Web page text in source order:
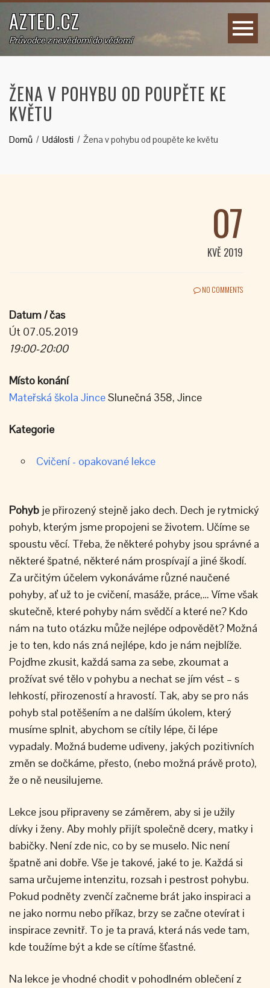
AZTED.CZ
Průvodce z nevědomí do vědomí
ŽENA V POHYBU OD POUPĚTE KE
KVĚTU
Domů Události Žena v pohybu od poupěte ke květu
07
KVĚ 2019
NO COMMENTS
Datum / čas
Út 07.05.2019
19:00-20:00
Místo konání
Mateřská škola JinceSlunečná 358, Jince
Kategorie
Cvičení - opakované lekce
Pohyb je přirozený stejně jako dech. Dech je rytmický
pohyb, kterým jsme propojeni se životem. Učíme se
spoustu věcí. Třeba, že některé pohyby jsou správné a
některé špatné, některé nám prospívají a jiné škodí.
Za určitým účelem vykonáváme různé naučené
pohyby, ať už to je cvičení, masáže, práce,… Víme však
skutečně, které pohyby nám svědčí a které ne? Kdo
nám na tuto otázku může nejlépe odpovědět? Možná
je to ten, kdo nás zná nejlépe, kdo je nám nejblíže.
Pojďme zkusit, každá sama za sebe, zkoumat a
prožívat své tělo v pohybu a nechat se jím vést – s
lehkostí, přirozeností a hravostí. Tak, aby se pro nás
pohyb stal potěšením a ne dalším úkolem, který
musíme splnit, abychom se cítily lépe, či lépe
vypadaly. Možná budeme udiveny, jakých pozitivních
změn se dočkáme, přesto, (nebo možná právě proto),
že o ně neusilujeme.
Lekce jsou připraveny se záměrem, aby si je užily
dívky i ženy. Aby mohly přijít společně dcery, matky i
babičky. Není zde nic, co by se muselo. Nic není
špatně ani dobře. Vše je takové, jaké to je. Každá si
sama určujeme intenzitu, rozsah i pestrost pohybu.
Pokud podněty zvenčí začneme brát jako inspiraci a
ne jako normu nebo příkaz, brzy se začne otevírat i
inspirace zevnitř. To je ta pravá, která nás vede tam,
kde toužíme být a kde se cítíme šťastné.
Na lekce je vhodné chodit v pohodlném oblečení z